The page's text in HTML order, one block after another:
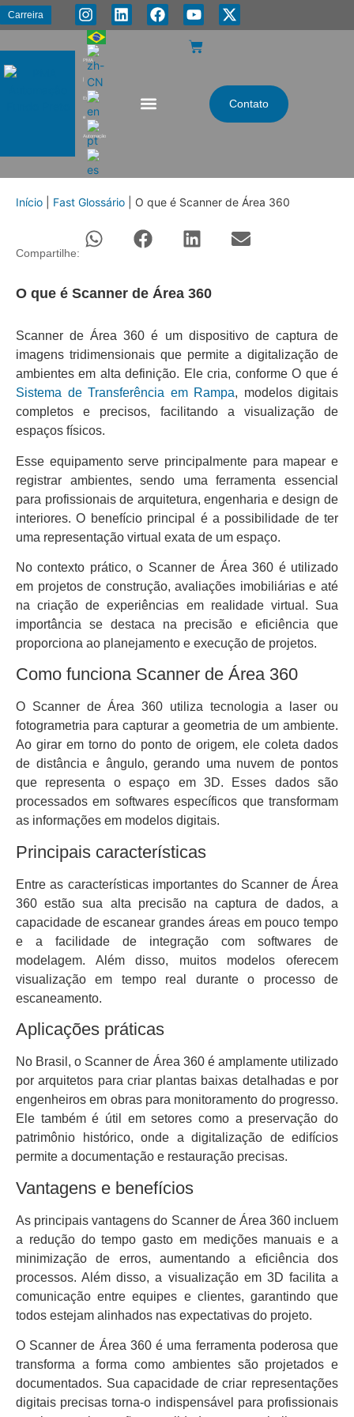
Carreira
PMA
|
Energia
e
Automação
Contato
Início Fast Glossário O que é Scanner de Área 360
Compartilhe:
O que é Scanner de Área 360
Scanner de Área 360 é um dispositivo de captura de
imagens tridimensionais que permite a digitalização de
ambientes em alta definição. Ele cria, conforme O que é
Sistema de Transferência em Rampa, modelos digitais
completos e precisos, facilitando a visualização de
espaços físicos.
Esse equipamento serve principalmente para mapear e
registrar ambientes, sendo uma ferramenta essencial
para profissionais de arquitetura, engenharia e design de
interiores. O benefício principal é a possibilidade de ter
uma representação virtual exata de um espaço.
No contexto prático, o Scanner de Área 360 é utilizado
em projetos de construção, avaliações imobiliárias e até
na criação de experiências em realidade virtual. Sua
importância se destaca na precisão e eficiência que
proporciona ao planejamento e execução de projetos.
Como funciona Scanner de Área 360
O Scanner de Área 360 utiliza tecnologia a laser ou
fotogrametria para capturar a geometria de um ambiente.
Ao girar em torno do ponto de origem, ele coleta dados
de distância e ângulo, gerando uma nuvem de pontos
que representa o espaço em 3D. Esses dados são
processados em softwares específicos que transformam
as informações em modelos digitais.
Principais características
Entre as características importantes do Scanner de Área
360 estão sua alta precisão na captura de dados, a
capacidade de escanear grandes áreas em pouco tempo
e a facilidade de integração com softwares de
modelagem. Além disso, muitos modelos oferecem
visualização em tempo real durante o processo de
escaneamento.
Aplicações práticas
No Brasil, o Scanner de Área 360 é amplamente utilizado
por arquitetos para criar plantas baixas detalhadas e por
engenheiros em obras para monitoramento do progresso.
Ele também é útil em setores como a preservação do
patrimônio histórico, onde a digitalização de edifícios
permite a documentação e restauração precisas.
Vantagens e benefícios
As principais vantagens do Scanner de Área 360 incluem
a redução do tempo gasto em medições manuais e a
minimização de erros, aumentando a eficiência dos
processos. Além disso, a visualização em 3D facilita a
comunicação entre equipes e clientes, garantindo que
todos estejam alinhados nas expectativas do projeto.
O Scanner de Área 360 é uma ferramenta poderosa que
transforma a forma como ambientes são projetados e
documentados. Sua capacidade de criar representações
digitais precisas torna-o indispensável para profissionais